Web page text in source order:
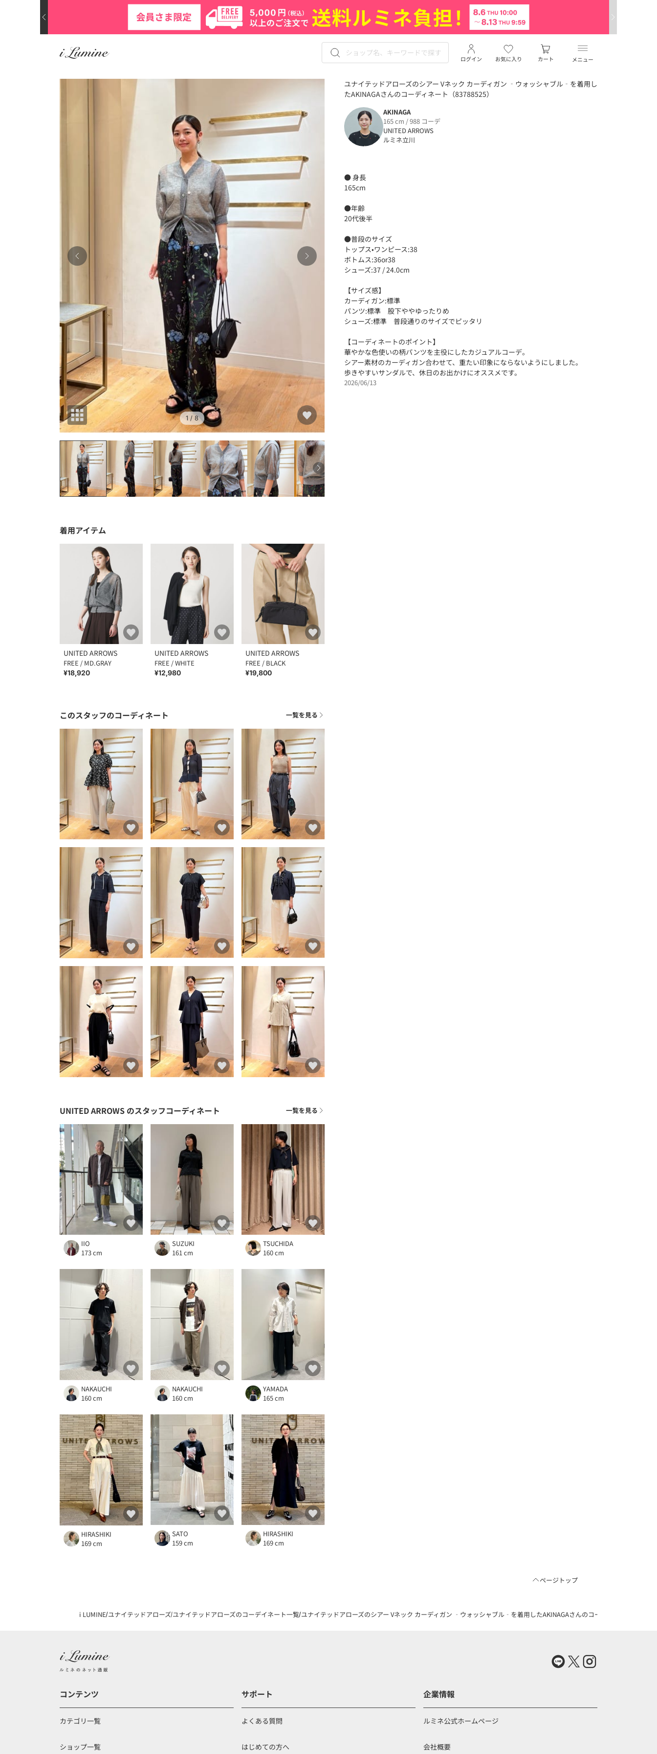
メニュー
お気に入り
ログイン カート
1 / 8
ユナイテッドアローズのシアー Vネック カーディガン ‐ウォッシャブル‐を着用し
たAKINAGAさんのコーディネート（83788525）
AKINAGA
165 cm / 988 コーデ
UNITED ARROWS
ルミネ立川
● 身長
165cm
●年齢
20代後半
●普段のサイズ
トップス•ワンピース:38
ボトムス:36or38
シューズ:37 / 24.0cm
【サイズ感】
カーディガン:標準
パンツ:標準 股下ややゆったりめ
シューズ:標準 普段通りのサイズでピッタリ
【コーディネートのポイント】
華やかな色使いの柄パンツを主役にしたカジュアルコーデ。
シアー素材のカーディガン合わせて、重たい印象にならないようにしました。
歩きやすいサンダルで、休日のお出かけにオススメです。
2026/06/13
着用アイテム
UNITED ARROWS
FREE / MD.GRAY
¥18,920
UNITED ARROWS
FREE / WHITE
¥12,980
UNITED ARROWS
FREE / BLACK
¥19,800
このスタッフのコーディネート 一覧を見る
UNITED ARROWS のスタッフコーディネート 一覧を見る
IIO
173 cm
SUZUKI
161 cm
TSUCHIDA
160 cm
NAKAUCHI
160 cm
NAKAUCHI
160 cm
YAMADA
165 cm
HIRASHIKI
169 cm
SATO
159 cm
HIRASHIKI
169 cm
ページトップ
i LUMINEユナイテッドアローズ ユナイテッドアローズのコーデイネート一覧ユナイテッドアローズのシアー Vネック カーディガン ‐ウォッシャブル‐を着用したAKINAGAさんのコーディネート（
コンテンツ
カテゴリ一覧
ショップ一覧
サポート
よくある質問
はじめての方へ
企業情報
ルミネ公式ホームページ
会社概要